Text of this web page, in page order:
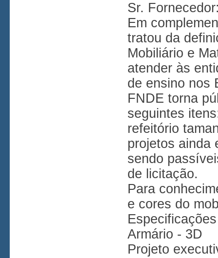
Sr.
Em
tratou da
Mobiliário e
atender às
de ensino nos
FNDE torna
seguintes
refeitório
projetos ainda
sendo
de licitação.
Para
e cores do
Armário - 3D
Projeto